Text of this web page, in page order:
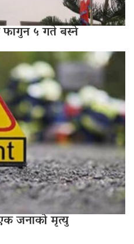
५ गते बस्ने
जनाको मृत्यु